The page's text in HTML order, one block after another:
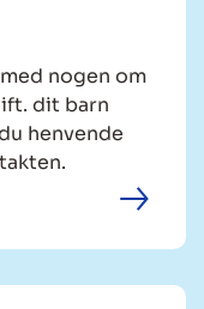
nogen om
dit barn
henvende